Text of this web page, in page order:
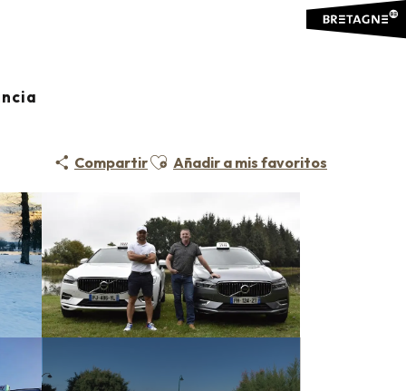
CompartirAjouter aux favoris
Añadir a mis favoritos